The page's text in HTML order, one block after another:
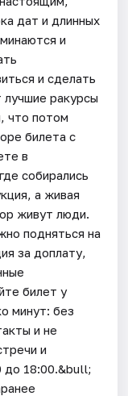
дат и длинных
и
и сделать
ракурсы
что потом
билета с
в
собирались
а живая
живут люди.
подняться на
за доплату,
билет у
минут: без
и не
и
до 18:00.&bull;